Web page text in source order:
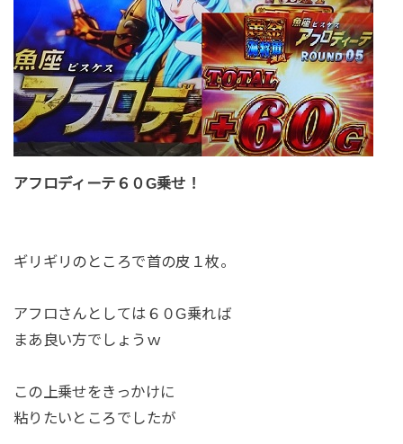
アフロディーテ６０G乗せ！
ギリギリのところで首の皮１枚。
アフロさんとしては６０G乗れば
まあ良い方でしょうｗ
この上乗せをきっかけに
粘りたいところでしたが